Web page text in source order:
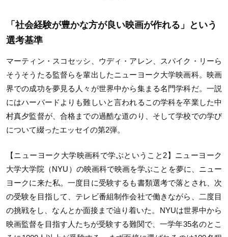
「社会経験が豊かな方が良い映画が作れる」という
選考基準
マーティン・スコセッシ、ウディ・アレン、スパイク・リーら
そうそうたる監督らを輩出したニューヨーク大学映画科。映画
界での成功を夢見る人々が世界中から集まる名門学科だ。一説
にはハーバードよりも難しいと言われるこの学科を卒業した中
村真夕監督が、合格までの過酷な道のり、そして学校での学び
について綴ったエッセイの第2弾。
【ニューヨーク大学映画科で学ぶということ2】ニューヨーク
大学大学院（NYU）の映画科で映画を学ぶことを夢に、ニュー
ヨークに来た私。一度目に受験するも書類選考で落とされ、次
の受験を目指して、テレビ番組制作会社で働きながら、二度目
の挑戦をし、なんとか面接まで辿り着いた。NYUは世界中から
映画監督を目指す人たちが受験する難関で、一学年35名のとこ